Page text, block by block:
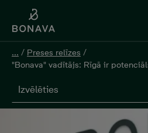
... / Preses relīzes /
"Bonava" vadītājs: Rīgā ir
Izvēlēties